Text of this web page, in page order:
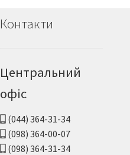
Контакти
Центральний
офіс
(044) 364-31-34
(098) 364-00-07
(098) 364-31-34